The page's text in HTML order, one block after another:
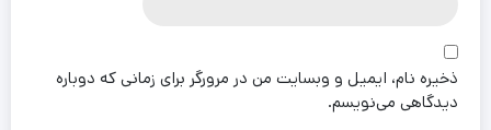
ذخیره نام، ایمیل و وبسایت من در مرورگر برای زمانی که دوباره
دیدگاهی می‌نویسم.